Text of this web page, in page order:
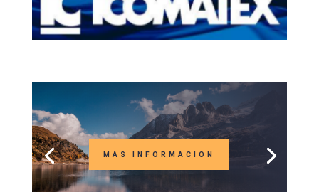
MAS INFORMACION